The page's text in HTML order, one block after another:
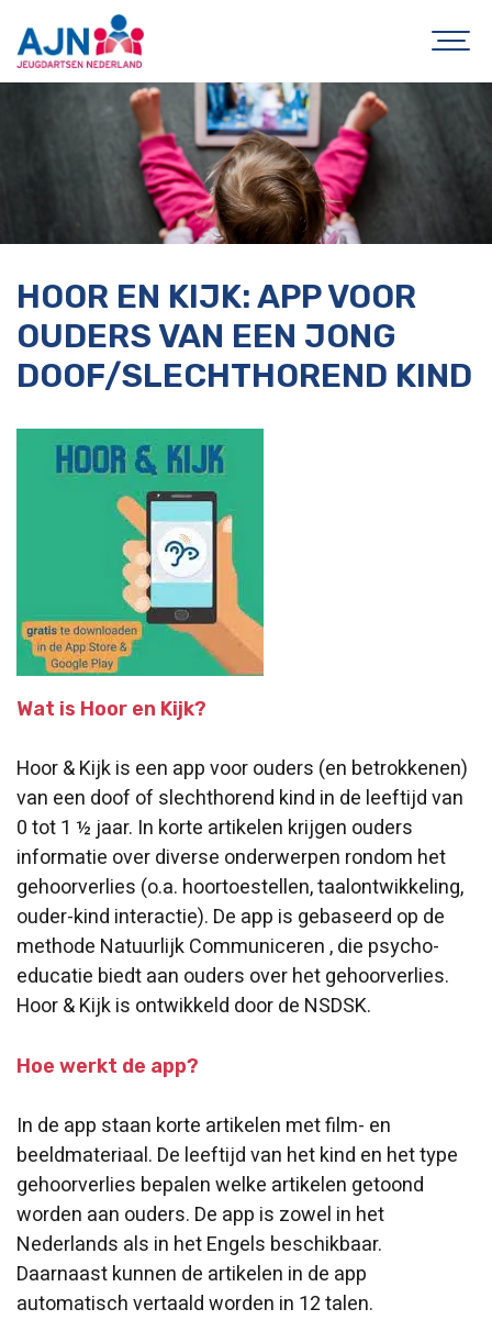
HOOR EN KIJK: APP VOOR
OUDERS VAN EEN JONG
DOOF/SLECHTHOREND KIND
Wat is Hoor en Kijk?
Hoor & Kijk is een app voor ouders (en betrokkenen)
van een doof of slechthorend kind in de leeftijd van
0 tot 1 ½ jaar. In korte artikelen krijgen ouders
informatie over diverse onderwerpen rondom het
gehoorverlies (o.a. hoortoestellen, taalontwikkeling,
ouder-kind interactie). De app is gebaseerd op de
methode Natuurlijk Communiceren , die psycho-
educatie biedt aan ouders over het gehoorverlies.
Hoor & Kijk is ontwikkeld door de NSDSK.
Hoe werkt de app?
In de app staan korte artikelen met film- en
beeldmateriaal. De leeftijd van het kind en het type
gehoorverlies bepalen welke artikelen getoond
worden aan ouders. De app is zowel in het
Nederlands als in het Engels beschikbaar.
Daarnaast kunnen de artikelen in de app
automatisch vertaald worden in 12 talen.